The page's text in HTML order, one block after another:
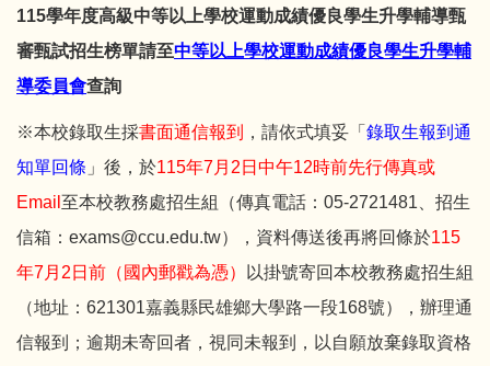
115學年度高級中等以上學校運動成績優良學生升學輔導甄
審甄試招生榜單請至中等以上學校運動成績優良學生升學輔
導委員會查詢
※本校錄取生採書面通信報到 ，請依式填妥「 錄取生報到通
知單回條 」後，於115年7月2日中午12時前先行傳真或
Email 至本校教務處招生組（傳真電話：05-2721481、招生
信箱：exams@ccu.edu.tw），資料傳送後再將回條於115
年7月2日前（國內郵戳為憑）
以掛號寄回本校教務處招生組
（地址：621301嘉義縣民雄鄉大學路一段168號），辦理通
信報到；逾期未寄回者，視同未報到，以自願放棄錄取資格